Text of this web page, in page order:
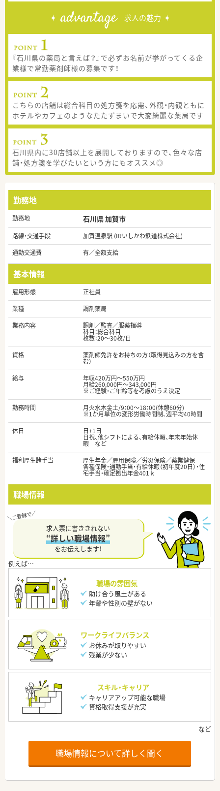
advantage 求人の魅力
『石川県の薬局と言えば？』で必ずお名前が挙がってくる企
業様で常勤薬剤師様の募集です！
こちらの店舗は総合科目の処方箋を応需、外観・内観ともに
ホテルやカフェのようなたたずまいで大変綺麗な薬局です
石川県内に30店舗以上を展開しておりますので、色々な店
舗・処方箋を学びたいという方にもオススメ◎
勤務地
勤務地 石川県 加賀市
路線・交通手段
加賀温泉駅 (IRいしかわ鉄道株式会社)
通勤交通費
有／全額支給
基本情報
雇用形態
正社員
業種
調剤薬局
業務内容
調剤／監査／服薬指導
科目：総合科目
枚数：20～30枚/日
資格
薬剤師免許をお持ちの方（取得見込みの方を含
む）
給与
年収420万円～550万円
月給260,000円～343,000円
※ご経験・ご年齢等を考慮のうえ決定
勤務時間
月火水木金土/9：00～18：00(休憩60分)
※1か月単位の変形労働時間制、週平均40時間
休日
日+1日
日祝、他シフトによる、有給休暇、年末年始休
暇 など
福利厚生諸手当
厚生年金／雇用保険／労災保険／薬業健保
各種保険・通勤手当・有給休暇（初年度20日）・住
宅手当・確定拠出年金401ｋ
職場情報
求人票に書ききれない
“詳しい職場情報”
をお伝えします！
職場の雰囲気
助け合う風土がある
年齢や性別の壁がない
ワークライフバランス
お休みが取りやすい
残業が少ない
スキル・キャリア
キャリアアップ可能な職場
資格取得支援が充実
職場情報について詳しく聞く